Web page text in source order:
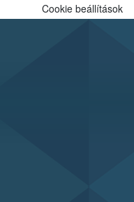
Cookie beállítások